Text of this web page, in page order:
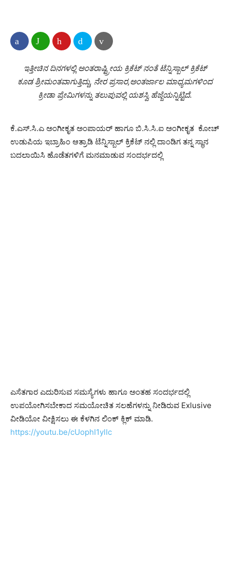
ಇತ್ತೀಚಿನ ದಿನಗಳಲ್ಲಿ ಅಂತರಾಷ್ಟ್ರೀಯ ಕ್ರಿಕೆಟ್ ನಂತೆ ಟೆನ್ನಿಸ್ಬಾಲ್ ಕ್ರಿಕೆಟ್
ಕೂಡ ಶ್ರೀಮಂತವಾಗುತ್ತಿದ್ದು, ನೇರ ಪ್ರಸಾರ,ಅಂತರ್ಜಾಲ ಮಾಧ್ಯಮಗಳಿಂದ
ಕ್ರೀಡಾ ಪ್ರೇಮಿಗಳನ್ನು ತಲುಪುವಲ್ಲಿ ಯಶಸ್ವಿ ಹೆಜ್ಜೆಯನ್ನಿಟ್ಟಿದೆ.
ಕೆ.ಎಸ್.ಸಿ.ಎ ಅಂಗೀಕೃತ ಅಂಪಾಯರ್ ಹಾಗೂ ಬಿ.ಸಿ.ಸಿ.ಐ ಅಂಗೀಕೃತ ಕೋಚ್
ಉಡುಪಿಯ ಇಬ್ರಾಹಿಂ ಆತ್ರಾಡಿ ಟೆನ್ನಿಸ್ಬಾಲ್ ಕ್ರಿಕೆಟ್ ನಲ್ಲಿ ದಾಂಡಿಗ ತನ್ನ ಸ್ಥಾನ
ಬದಲಾಯಿಸಿ ಹೊಡೆತಗಳಿಗೆ ಮನಮಾಡುವ ಸಂದರ್ಭದಲ್ಲಿ
ಎಸೆತಗಾರ ಎದುರಿಸುವ ಸಮಸ್ಯೆಗಳು ಹಾಗೂ ಅಂತಹ ಸಂದರ್ಭದಲ್ಲಿ
ಉಪಯೋಗಿಸಬೇಕಾದ ಸಮಯೋಚಿತ ಸಲಹೆಗಳನ್ನು ನೀಡಿರುವ Exlusive
ವೀಡಿಯೋ ವೀಕ್ಷಿಸಲು ಈ ಕೆಳಗಿನ ಲಿಂಕ್ ಕ್ಲಿಕ್ ಮಾಡಿ.
https://youtu.be/cUophI1ylIc